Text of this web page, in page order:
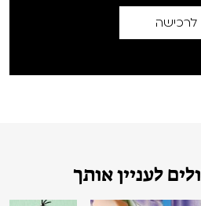
לרכישה
לעניין אותך